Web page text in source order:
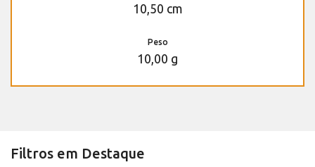
10,50 cm
Peso
10,00 g
Filtros em Destaque